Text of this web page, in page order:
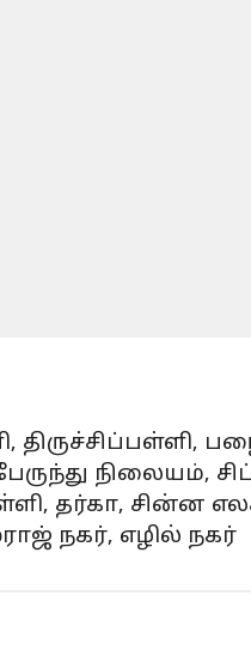
திருச்சிப்பள்ளி,
நிலையம்,
தர்கா, சின்ன
நகர், எழில் நகர்